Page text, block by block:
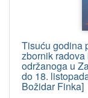
Tisuću godina
zbornik
održanoga u
do 18.
Božidar Finka]